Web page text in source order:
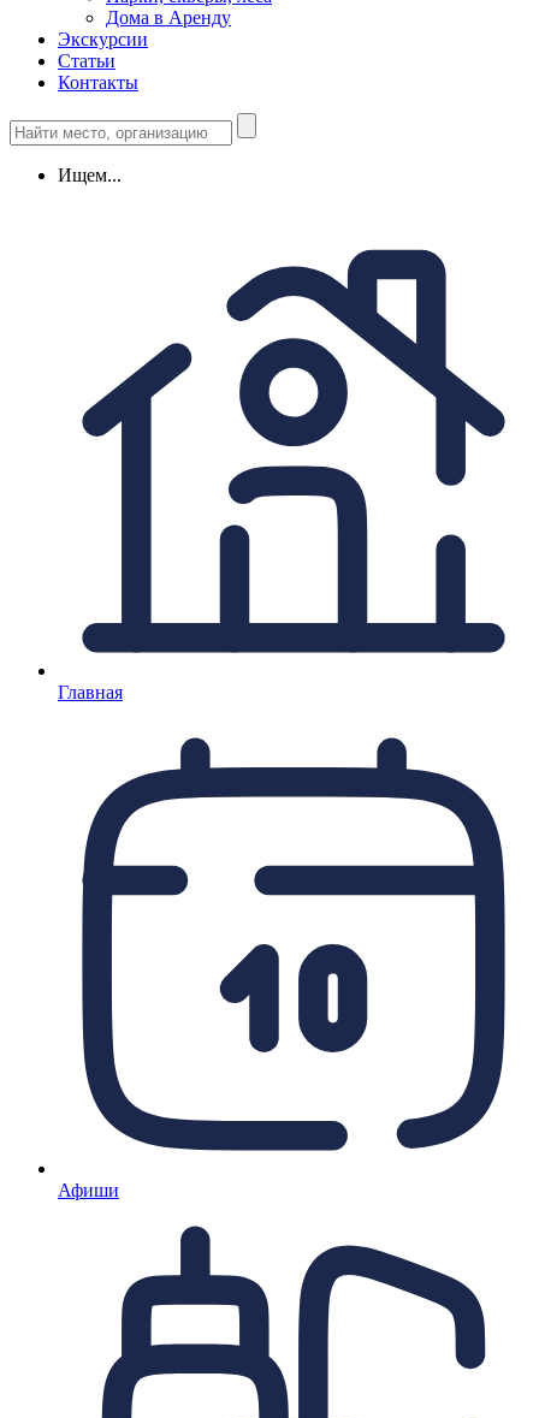
Дома в Аренду
Экскурсии
Статьи
Контакты
Ищем...
Главная
Афиши